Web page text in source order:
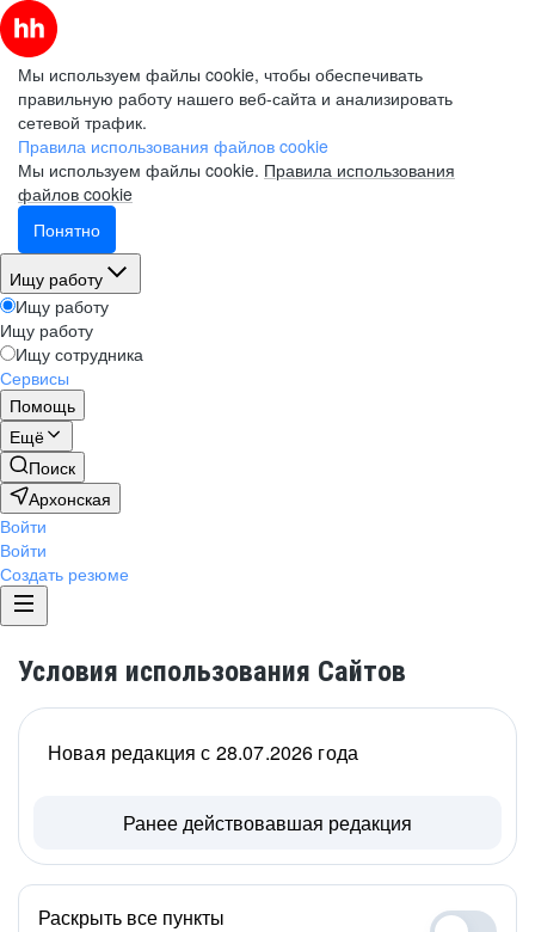
Мы используем файлы cookie, чтобы обеспечивать
правильную работу нашего веб-сайта и анализировать
сетевой трафик.
Правила использования файлов cookie
Мы используем файлы cookie. Правила использования
файлов cookie
Понятно
Ищу работу
Ищу работу
Ищу работу
Ищу сотрудника
Сервисы
Помощь
Ещё
Поиск
Архонская
Войти
Войти
Создать резюме
Условия использования Сайтов
Новая редакция с 28.07.2026 года
Ранее действовавшая редакция
Раскрыть все пункты